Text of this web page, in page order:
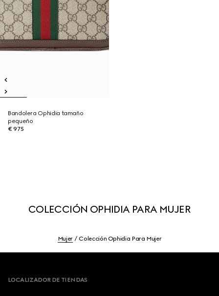
Bandolera Ophidia tamaño
pequeño
€ 975
COLECCIÓN OPHIDIA PARA MUJER
Mujer Colección Ophidia Para Mujer
LOCALIZADOR DE TIENDAS